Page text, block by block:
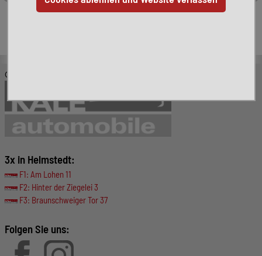
© KALE-Automobile GmbH
3x in Helmstedt:
F1: Am Lohen 11
F2: Hinter der Ziegelei 3
F3: Braunschweiger Tor 37
Folgen Sie uns: